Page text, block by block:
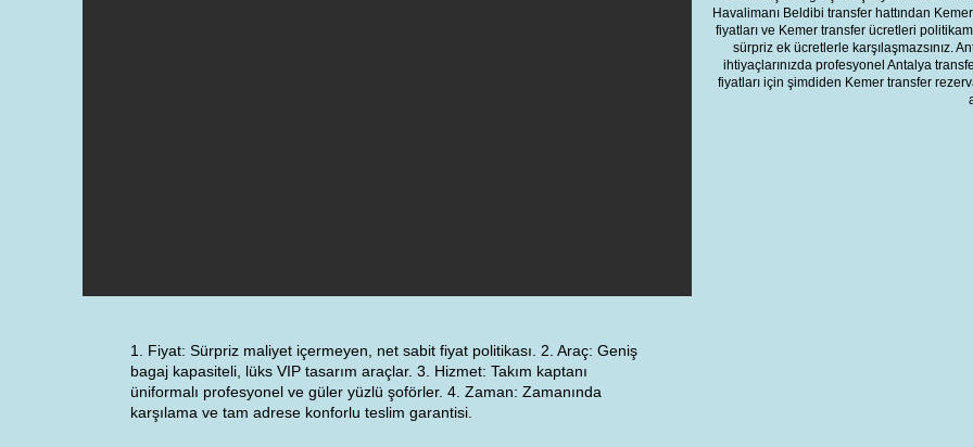
1. Fiyat: Sürpriz maliyet içermeyen, net sabit fiyat politikası. 2. Araç: Geniş
bagaj kapasiteli, lüks VIP tasarım araçlar. 3. Hizmet: Takım kaptanı
üniformalı profesyonel ve güler yüzlü şoförler. 4. Zaman: Zamanında
karşılama ve tam adrese konforlu teslim garantisi.
Havalimanı Beldibi transfer hattından
fiyatları ve Kemer transfer ücretleri
sürpriz ek ücretlerle karşılaşmazsınız.
ihtiyaçlarınızda profesyonel Antalya
fiyatları için şimdiden Kemer transfer